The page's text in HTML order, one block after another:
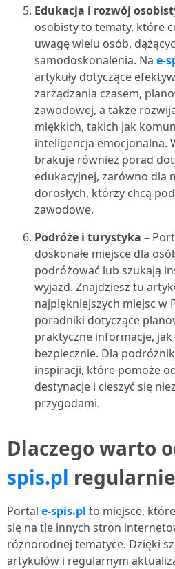
Edukacja i rozwój
osobisty to tematy, które
uwagę wielu osób,
samodoskonalenia. Na e-
artykuły dotyczące
zarządzania czasem,
zawodowej, a także
miękkich, takich jak
inteligencja emocjonalna.
brakuje również porad
edukacyjnej, zarówno dla
dorosłych, którzy chcą
zawodowe.
Podróże i turystyka –
doskonałe miejsce dla
podróżować lub szukają
wyjazd. Znajdziesz tu
najpiękniejszych miejsc w
poradniki dotyczące
praktyczne informacje,
bezpiecznie. Dla
inspiracji, które pomoże
destynacje i cieszyć się
przygodami.
Dlaczego warto
spis.pl
Portal e-spis.pl to miejsce,
się na tle innych stron
różnorodnej tematyce. Dzięki
artykułów i regularnym